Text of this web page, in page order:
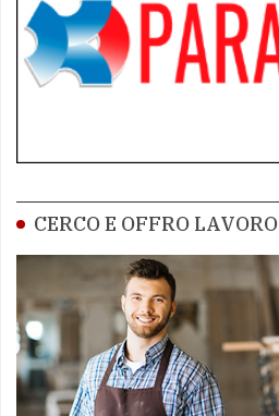
CERCO E OFFRO LAVORO